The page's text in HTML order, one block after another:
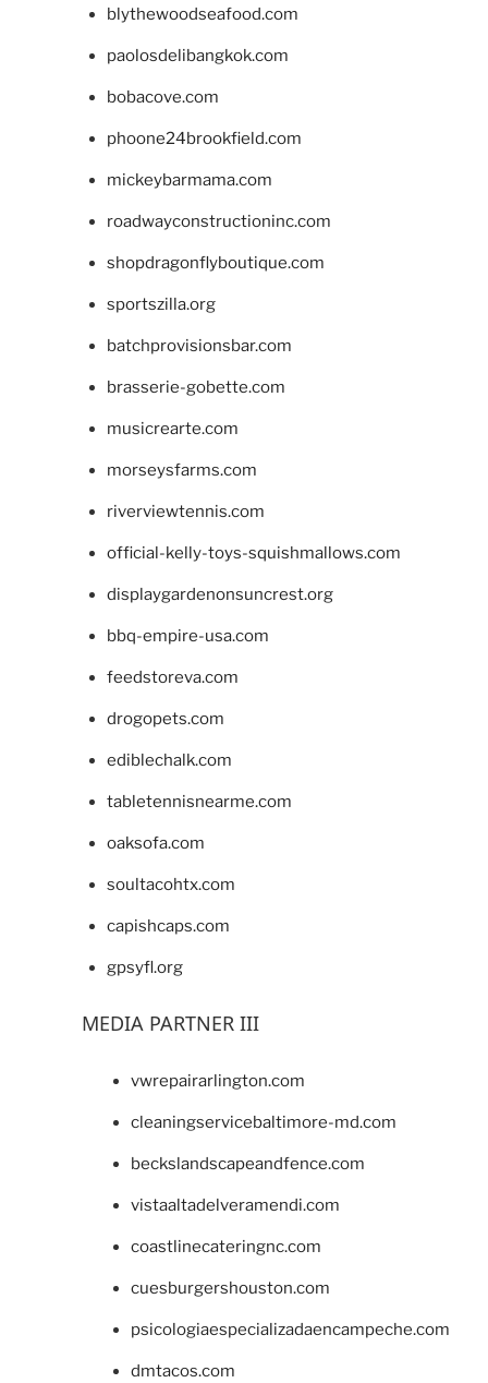
blythewoodseafood.com
paolosdelibangkok.com
bobacove.com
phoone24brookfield.com
mickeybarmama.com
roadwayconstructioninc.com
shopdragonflyboutique.com
sportszilla.org
batchprovisionsbar.com
brasserie-gobette.com
musicrearte.com
morseysfarms.com
riverviewtennis.com
official-kelly-toys-squishmallows.com
displaygardenonsuncrest.org
bbq-empire-usa.com
feedstoreva.com
drogopets.com
ediblechalk.com
tabletennisnearme.com
oaksofa.com
soultacohtx.com
capishcaps.com
gpsyfl.org
MEDIA PARTNER III
vwrepairarlington.com
cleaningservicebaltimore-md.com
beckslandscapeandfence.com
vistaaltadelveramendi.com
coastlinecateringnc.com
cuesburgershouston.com
psicologiaespecializadaencampeche.com
dmtacos.com